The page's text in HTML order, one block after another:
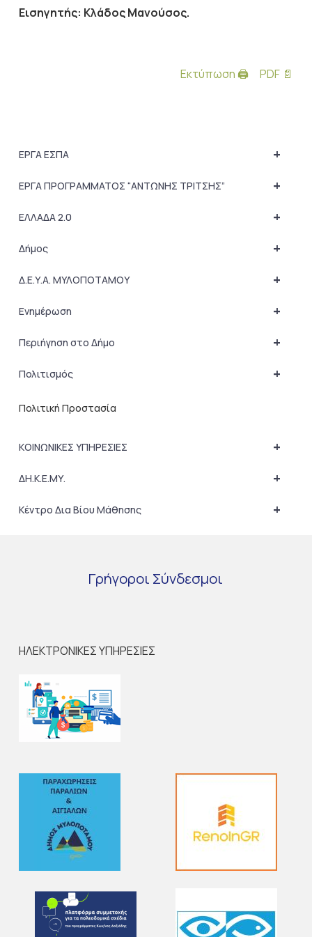
Εισηγητής: Κλάδος Μανούσος.
Εκτύπωση 🖨 PDF 📄
+
ΕΡΓΑ ΕΣΠΑ
+
ΕΡΓΑ ΠΡΟΓΡΑΜΜΑΤΟΣ “ΑΝΤΩΝΗΣ ΤΡΙΤΣΗΣ”
+
ΕΛΛΑΔΑ 2.0
+
Δήμος
+
Δ.Ε.Υ.Α. ΜΥΛΟΠΟΤΑΜΟΥ
+
Ενημέρωση
+
Περιήγηση στο Δήμο
+
Πολιτισμός
Πολιτική Προστασία
+
ΚΟΙΝΩΝΙΚΕΣ ΥΠΗΡΕΣΙΕΣ
+
ΔΗ.Κ.Ε.ΜΥ.
+
Κέντρο Δια Βίου Μάθησης
Γρήγοροι Σύνδεσμοι
ΗΛΕΚΤΡΟΝΙΚΕΣ ΥΠΗΡΕΣΙΕΣ